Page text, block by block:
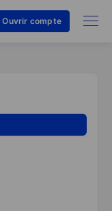
Ouvrir compte